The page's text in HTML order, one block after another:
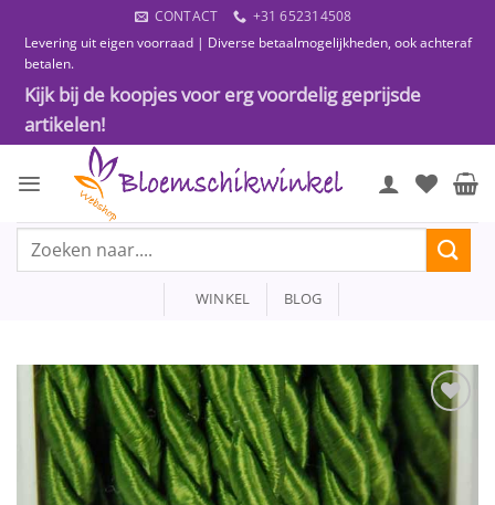
naar
inhoud
CONTACT
+31 652314508
Levering uit eigen voorraad | Diverse betaalmogelijkheden, ook achteraf
betalen.
Kijk bij de koopjes voor erg voordelig geprijsde
artikelen!
Zoeken
WINKEL BLOG
Toevoegen
aan
wenslijst